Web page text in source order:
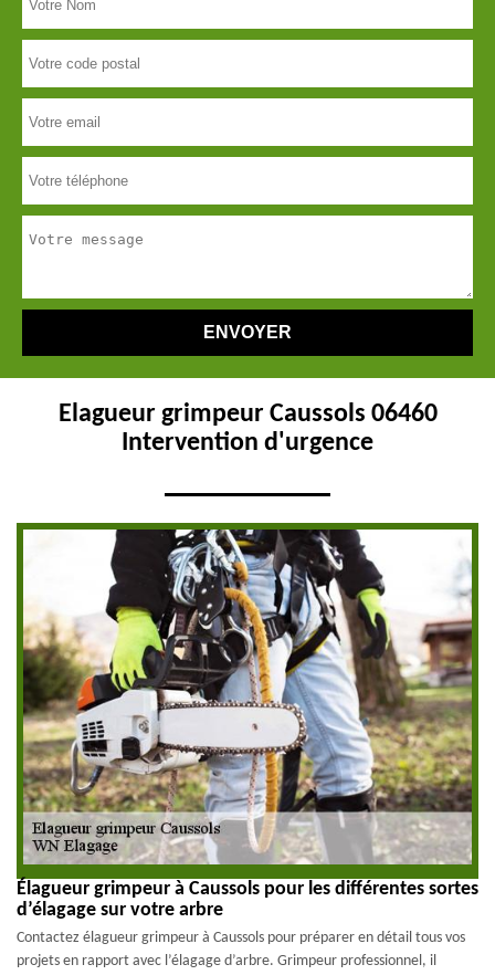
Elagueur grimpeur Caussols 06460
Intervention d'urgence
Élagueur grimpeur à Caussols pour les différentes sortes
d’élagage sur votre arbre
Contactez élagueur grimpeur à Caussols pour préparer en détail tous vos
projets en rapport avec l’élagage d’arbre. Grimpeur professionnel, il